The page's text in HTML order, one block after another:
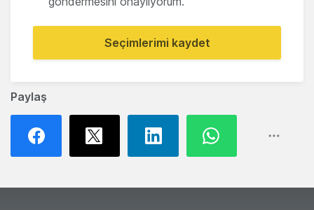
Paylaş
Seçimlerimi kaydet